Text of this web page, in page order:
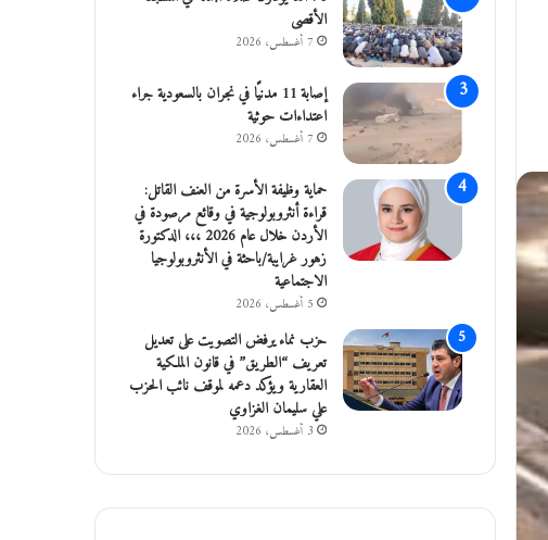
الأقصى
7 أغسطس، 2026
إصابة 11 مدنيًا في نجران بالسعودية جراء
اعتداءات حوثية
7 أغسطس، 2026
حماية وظيفة الأسرة من العنف القاتل:
قراءة أنثروبولوجية في وقائع مرصودة في
الأردن خلال عام 2026 ،،، الدكتورة
زهور غرايبة/باحثة في الأنثروبولوجيا
الاجتماعية
5 أغسطس، 2026
حزب نماء يرفض التصويت على تعديل
تعريف “الطريق” في قانون الملكية
العقارية ويؤكد دعمه لموقف نائب الحزب
علي سليمان الغزاوي
3 أغسطس، 2026